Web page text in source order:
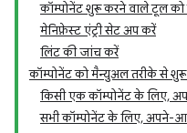
कॉम्पोनेंट शुरू करने वाले टूल को
मेनिफ़ेस्ट एंट्री सेट अप करें
लिंट की जांच करें
कॉम्पोनेंट को मैन्युअल तरीके से
किसी एक कॉम्पोनेंट के लिए,
सभी कॉम्पोनेंट के लिए, अपने-